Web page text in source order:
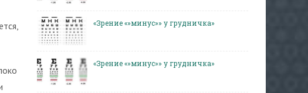
«Зрение «»минус»» у грудничка»
«Зрение «»минус»» у грудничка»